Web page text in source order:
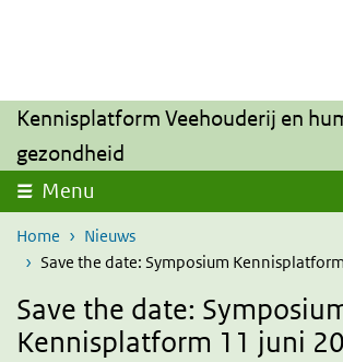
Kennisplatform Veehouderij en
gezondheid
Menu
Home
Nieuws
Save the date: Symposium
Save the date:
Kennisplatform 11 juni